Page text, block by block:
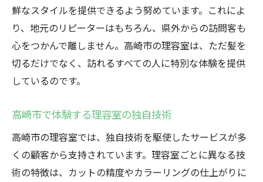
鮮なスタイルを提供できるよう努めています。これによ
り、地元のリピーターはもちろん、県外からの訪問客も
心をつかんで離しません。高崎市の理容室は、ただ髪を
切るだけでなく、訪れるすべての人に特別な体験を提供
しているのです。
高崎市で体験する理容室の独自技術
高崎市の理容室では、独自技術を駆使したサービスが多
くの顧客から支持されています。理容室ごとに異なる技
術の特徴は、カットの精度やカラーリングの仕上がりに